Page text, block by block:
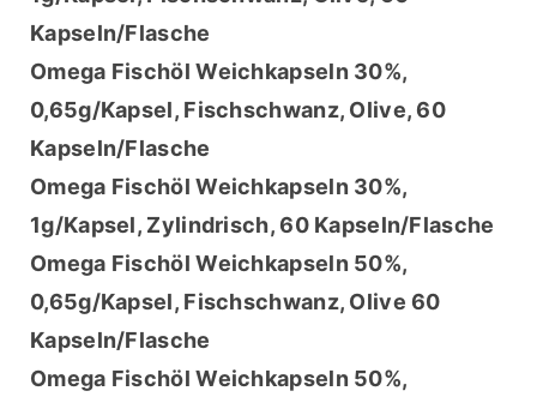
Kapseln/Flasche
Omega Fischöl Weichkapseln 30%,
0,65g/Kapsel, Fischschwanz, Olive, 60
Kapseln/Flasche
Omega Fischöl Weichkapseln 30%,
1g/Kapsel, Zylindrisch, 60 Kapseln/Flasche
Omega Fischöl Weichkapseln 50%,
0,65g/Kapsel, Fischschwanz, Olive 60
Kapseln/Flasche
Omega Fischöl Weichkapseln 50%,